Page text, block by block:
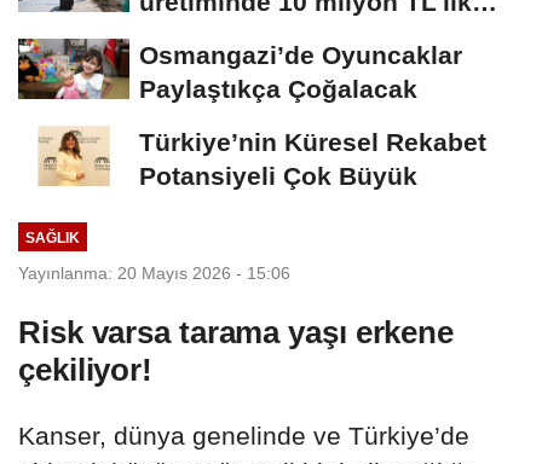
Osmangazi’de Oyuncaklar
Paylaştıkça Çoğalacak
Türkiye’nin Küresel Rekabet
Potansiyeli Çok Büyük
SAĞLIK
Yayınlanma: 20 Mayıs 2026 - 15:06
Risk varsa tarama yaşı erkene
çekiliyor!
Kanser, dünya genelinde ve Türkiye’de